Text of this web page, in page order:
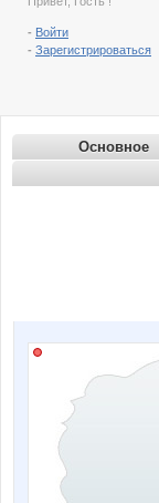
- Войти
- Зарегистрироваться
Основное